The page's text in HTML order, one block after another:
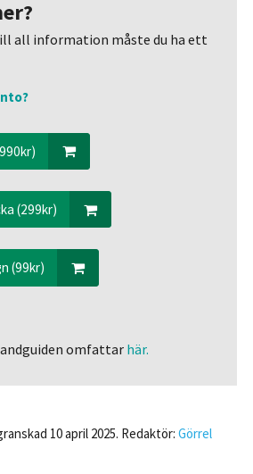
all information måste du ha ett
(299kr)
(99kr)
omfattarhär.
10 april 2025. Redaktör: Görrel